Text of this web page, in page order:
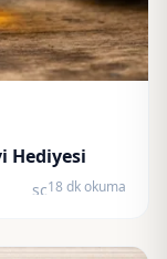
Hediyesi
schedule
18 dk okuma